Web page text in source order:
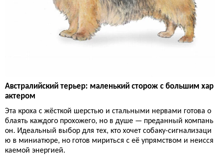
Австралийский терьер: маленький сторож с большим хар
актером
Эта кроха с жёсткой шерстью и стальными нервами готова о
блаять каждого прохожего, но в душе — преданный компань
он. Идеальный выбор для тех, кто хочет собаку-сигнализаци
ю в миниатюре, но готов мириться с её упрямством и неисся
каемой энергией.